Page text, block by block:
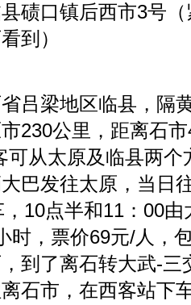
口镇后西市3号（
到）
梁地区临县，隔
230公里，距离石
可从太原及临县两个
巴发往太原，当日
10点半和11：00
时，票价69元/人，
到了离石转大武-三
石市，在西客站下